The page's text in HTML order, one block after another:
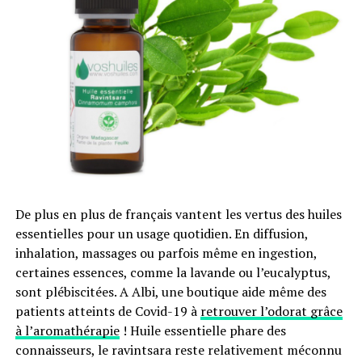
financer leurs projets ambitieux pour lesquels il est
difficile d’obtenir des financements traditionnels. Les
projets d’ordre écologiques sont de plus en plus
nombreux sur ces plateformes.
Comment soutenir des projets environnementaux
grâce au crowdfunding ?
Pour soutenir des projets contribuant à la transition
énergétique grâce au financement participatif, il vous
crowdfunding. Comment faire ?
Vous devez d’abord vous inscrire en ligne et
gratuitement sur une plateforme de finance
participative. Après avoir validé votre identité, vous
choisissez le ou les projets dans lesquels vous souhaitez
placer votre argent. Vous pouvez investir dans un projet
à partir de 20 euros seulement. En investissant sur des
De plus en plus de français vantent les vertus des huiles
essentielles pour un usage quotidien. En diffusion,
inhalation, massages ou parfois même en ingestion,
certaines essences, comme la lavande ou l’eucalyptus,
sont plébiscitées. A Albi, une boutique aide même des
patients atteints de Covid-19 à retrouver l’odorat grâce
à l’aromathérapie! Huile essentielle phare des
connaisseurs, le ravintsara reste relativement méconnu